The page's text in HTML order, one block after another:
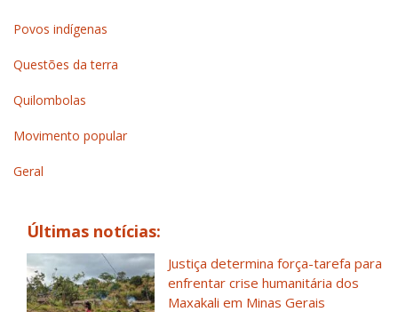
Povos indígenas
Questões da terra
Quilombolas
Movimento popular
Geral
Últimas notícias:
Justiça determina força-tarefa para
enfrentar crise humanitária dos
Maxakali em Minas Gerais